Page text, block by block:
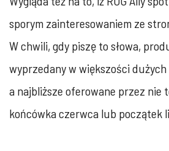
sporym zainteresowaniem ze
W chwili, gdy piszę to słowa,
wyprzedany w większości
a najbliższe oferowane przez nie
końcówka czerwca lub początek